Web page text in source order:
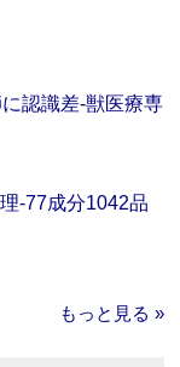
認識差‐獣医療専
‐77成分1042品
もっと見る »